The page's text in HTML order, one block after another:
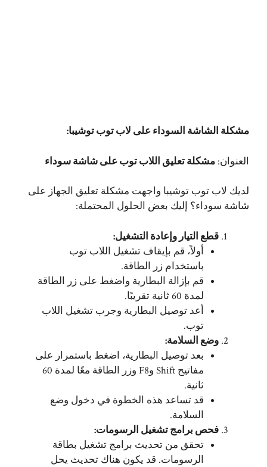
مشكلة الشاشة السوداء على لاب توب توشيبا:
العنوان: مشكلة تعليق اللاب توب على شاشة سوداء
لديك لاب توب توشيبا واجهت مشكلة تعليق الجهاز على
شاشة سوداء؟ إليك بعض الحلول المحتملة:
قطع التيار وإعادة التشغيل:
أولاً، قم بإيقاف تشغيل اللاب توب
باستخدام زر الطاقة.
قم بإزالة البطارية واضغط على زر الطاقة
لمدة 60 ثانية تقريبًا.
أعد توصيل البطارية وجرب تشغيل اللاب
توب.
وضع السلامة:
بعد توصيل البطارية، اضغط باستمرار على
مفاتيح Shift وF8 وزر الطاقة معًا لمدة 60
ثانية.
قد تساعد هذه الخطوة في دخول وضع
السلامة.
فحص برامج تشغيل الرسومات:
تحقق من تحديث برامج تشغيل بطاقة
الرسومات. قد يكون هناك تحديث يحل